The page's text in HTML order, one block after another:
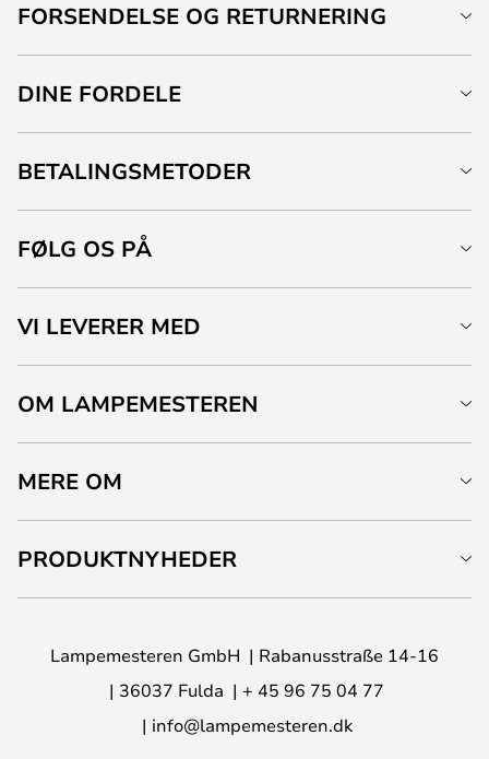
FORSENDELSE OG RETURNERING
DINE FORDELE
BETALINGSMETODER
FØLG OS PÅ
VI LEVERER MED
OM LAMPEMESTEREN
MERE OM
PRODUKTNYHEDER
Lampemesteren GmbH
Rabanusstraße 14-16
36037 Fulda
+ 45 96 75 04 77
info@lampemesteren.dk